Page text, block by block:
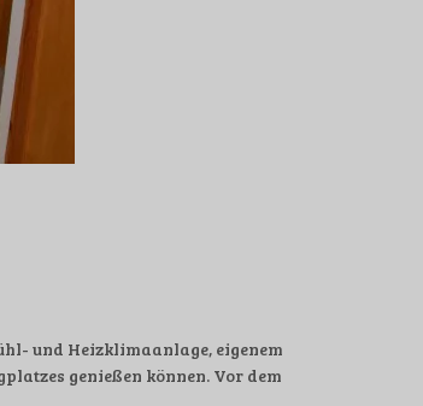
und Heizklimaanlage, eigenem
genießen können. Vor dem